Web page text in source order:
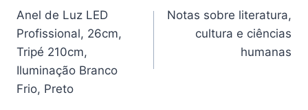
de
Post
Anel de Luz LED
Profissional, 26cm,
Tripé 210cm,
Iluminação Branco
Frio, Preto
Notas sobre literatura,
cultura e ciências
humanas